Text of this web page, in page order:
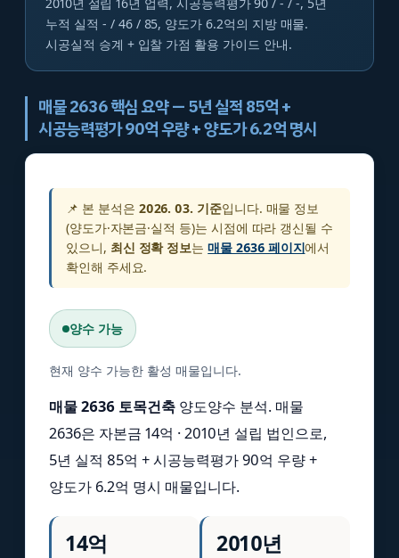
누적 실적 - / 46 / 85, 양도가 6.2억의 지방 매물.
시공실적 승계 + 입찰 가점 활용 가이드 안내.
매물 2636 핵심 요약 — 5년 실적 85억 +
시공능력평가 90억 우량 + 양도가 6.2억 명시
📌 본 분석은 2026. 03. 기준입니다. 매물 정보
(양도가·자본금·실적 등)는 시점에 따라 갱신될 수
있으니, 최신 정확 정보는매물 2636 페이지에서
확인해 주세요.
양수 가능
현재 양수 가능한 활성 매물입니다.
매물 2636 토목건축양도양수 분석. 매물
2636은 자본금 14억 · 2010년 설립 법인으로,
5년 실적 85억 + 시공능력평가 90억 우량 +
양도가 6.2억 명시 매물입니다.
14억 2010년